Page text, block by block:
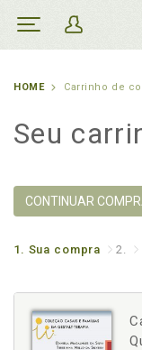
HOME Carrinho de
Seu
CONTINUAR
1. Sua compra 2.